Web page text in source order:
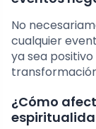
No
cualquier
ya sea
¿Cómo